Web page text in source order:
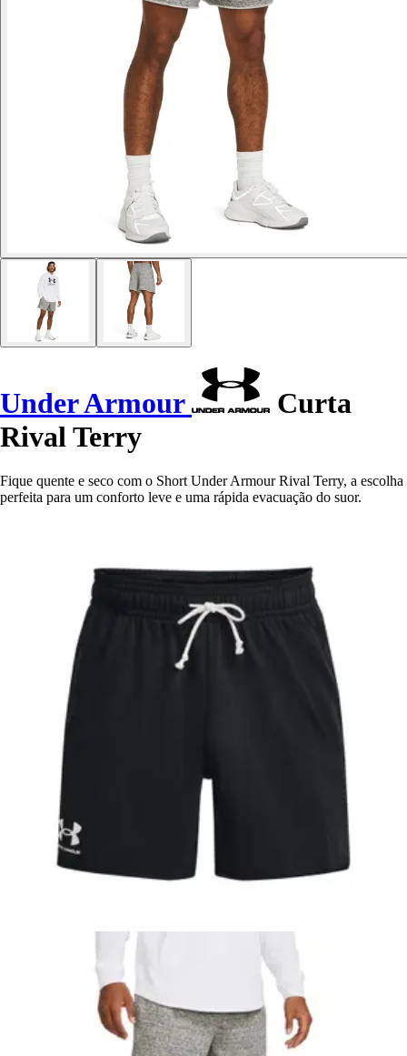
Under Armour
Curta
Rival Terry
Fique quente e seco com o Short Under Armour Rival Terry, a escolha
perfeita para um conforto leve e uma rápida evacuação do suor.